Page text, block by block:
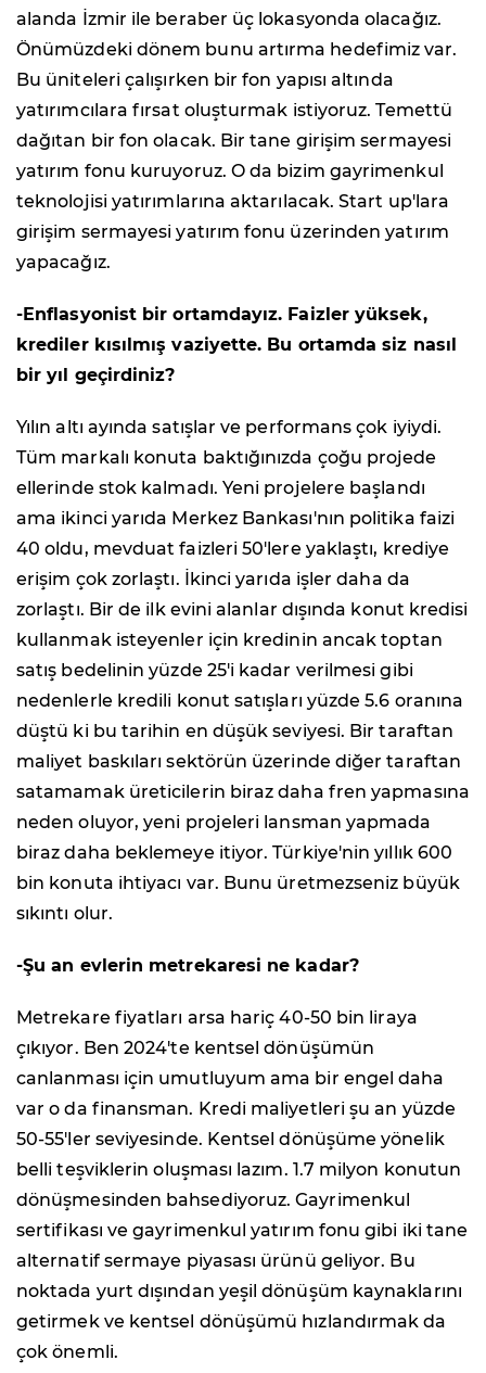
alanda İzmir ile beraber üç lokasyonda olacağız.
Önümüzdeki dönem bunu artırma hedefimiz var.
Bu üniteleri çalışırken bir fon yapısı altında
yatırımcılara fırsat oluşturmak istiyoruz. Temettü
dağıtan bir fon olacak. Bir tane girişim sermayesi
yatırım fonu kuruyoruz. O da bizim gayrimenkul
teknolojisi yatırımlarına aktarılacak. Start up'lara
girişim sermayesi yatırım fonu üzerinden yatırım
yapacağız.
-Enflasyonist bir ortamdayız. Faizler yüksek,
krediler kısılmış vaziyette. Bu ortamda siz nasıl
bir yıl geçirdiniz?
Yılın altı ayında satışlar ve performans çok iyiydi.
Tüm markalı konuta baktığınızda çoğu projede
ellerinde stok kalmadı. Yeni projelere başlandı
ama ikinci yarıda Merkez Bankası'nın politika faizi
40 oldu, mevduat faizleri 50'lere yaklaştı, krediye
erişim çok zorlaştı. İkinci yarıda işler daha da
zorlaştı. Bir de ilk evini alanlar dışında konut kredisi
kullanmak isteyenler için kredinin ancak toptan
satış bedelinin yüzde 25'i kadar verilmesi gibi
nedenlerle kredili konut satışları yüzde 5.6 oranına
düştü ki bu tarihin en düşük seviyesi. Bir taraftan
maliyet baskıları sektörün üzerinde diğer taraftan
satamamak üreticilerin biraz daha fren yapmasına
neden oluyor, yeni projeleri lansman yapmada
biraz daha beklemeye itiyor. Türkiye'nin yıllık 600
bin konuta ihtiyacı var. Bunu üretmezseniz büyük
sıkıntı olur.
-Şu an evlerin metrekaresi ne kadar?
Metrekare fiyatları arsa hariç 40-50 bin liraya
çıkıyor. Ben 2024'te kentsel dönüşümün
canlanması için umutluyum ama bir engel daha
var o da finansman. Kredi maliyetleri şu an yüzde
50-55'ler seviyesinde. Kentsel dönüşüme yönelik
belli teşviklerin oluşması lazım. 1.7 milyon konutun
dönüşmesinden bahsediyoruz. Gayrimenkul
sertifikası ve gayrimenkul yatırım fonu gibi iki tane
alternatif sermaye piyasası ürünü geliyor. Bu
noktada yurt dışından yeşil dönüşüm kaynaklarını
getirmek ve kentsel dönüşümü hızlandırmak da
çok önemli.